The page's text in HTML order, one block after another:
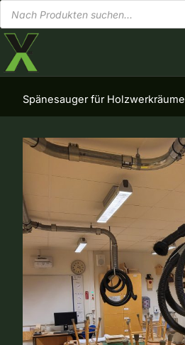
Inhalt
springen
Spänesauger für Holzwerkräume